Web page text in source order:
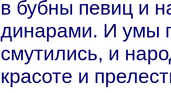
в бубны певиц и
динapaми. И умы
смутились, и
кpaсоте и